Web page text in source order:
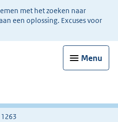
met het zoeken naar
een oplossing. Excuses voor
Menu